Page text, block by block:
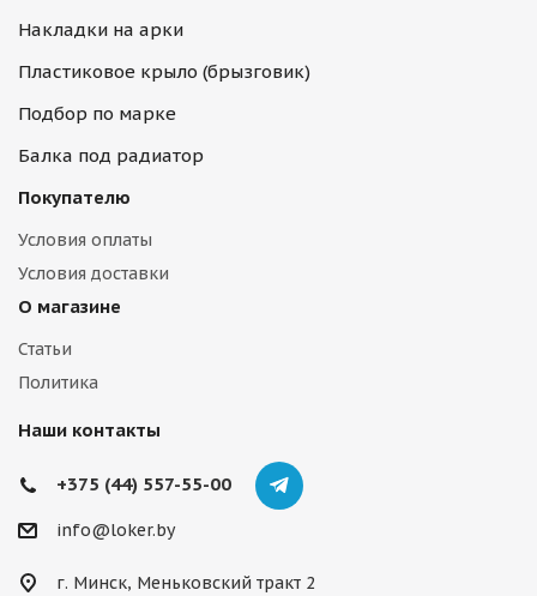
Накладки на арки
Пластиковое крыло (брызговик)
Подбор по марке
Балка под радиатор
Покупателю
Условия оплаты
Условия доставки
О магазине
Статьи
Политика
Наши контакты
+375 (44) 557-55-00
info@loker.by
г. Минск, Меньковский тракт 2